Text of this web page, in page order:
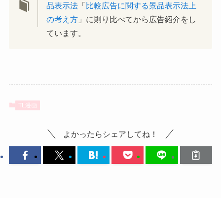
品表示法 「比較広告に関する景品表示法上
の考え方 」に則り比べてから広告紹介をし
ています。
TL漫画
よかったらシェアしてね！